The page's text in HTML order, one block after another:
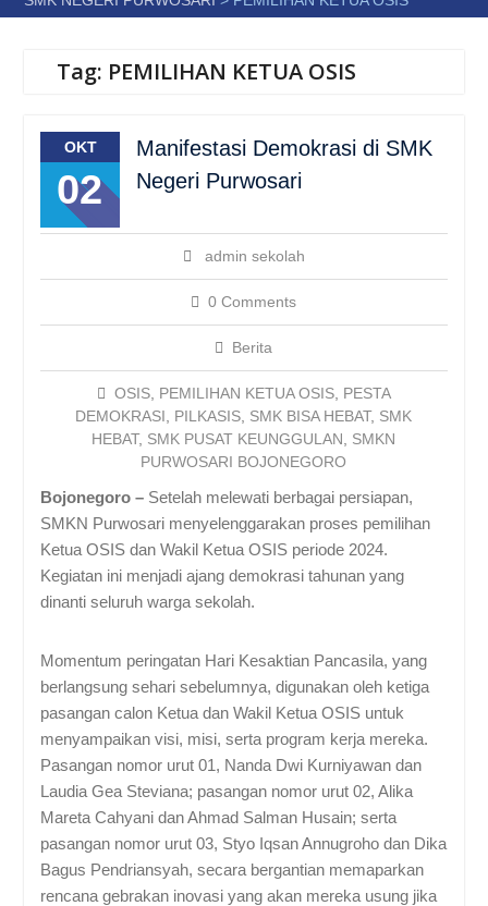
Tag: PEMILIHAN KETUA OSIS
OKT
02
Manifestasi Demokrasi di SMK
Negeri Purwosari
admin sekolah
0 Comments
Berita
OSIS, PEMILIHAN KETUA OSIS, PESTA
DEMOKRASI
PILKASIS SMK BISA HEBAT, SMK
HEBAT, SMK PUSAT KEUNGGULAN
SMKN
PURWOSARI BOJONEGORO
Bojonegoro –Setelah melewati berbagai persiapan,
SMKN Purwosari menyelenggarakan proses pemilihan
Ketua OSIS dan Wakil Ketua OSIS periode 2024.
Kegiatan ini menjadi ajang demokrasi tahunan yang
dinanti seluruh warga sekolah.
Momentum peringatan Hari Kesaktian Pancasila, yang
berlangsung sehari sebelumnya, digunakan oleh ketiga
pasangan calon Ketua dan Wakil Ketua OSIS untuk
menyampaikan visi, misi, serta program kerja mereka.
Pasangan nomor urut 01, Nanda Dwi Kurniyawan dan
Laudia Gea Steviana; pasangan nomor urut 02, Alika
Mareta Cahyani dan Ahmad Salman Husain; serta
pasangan nomor urut 03, Styo Iqsan Annugroho dan Dika
Bagus Pendriansyah, secara bergantian memaparkan
rencana gebrakan inovasi yang akan mereka usung jika